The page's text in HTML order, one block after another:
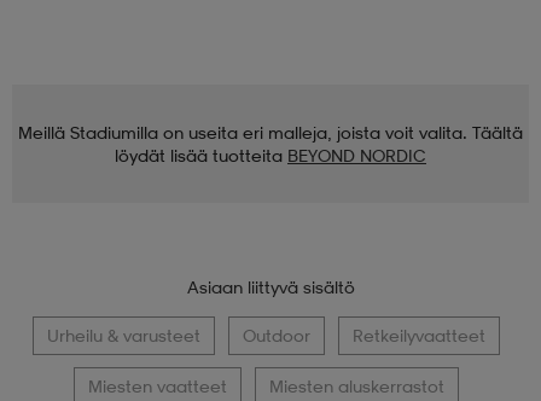
Meillä Stadiumilla on useita eri malleja, joista voit valita. Täältä
löydät lisää tuotteita BEYOND NORDIC
Asiaan liittyvä sisältö
Urheilu & varusteet Outdoor Retkeilyvaatteet
Miesten vaatteet Miesten aluskerrastot